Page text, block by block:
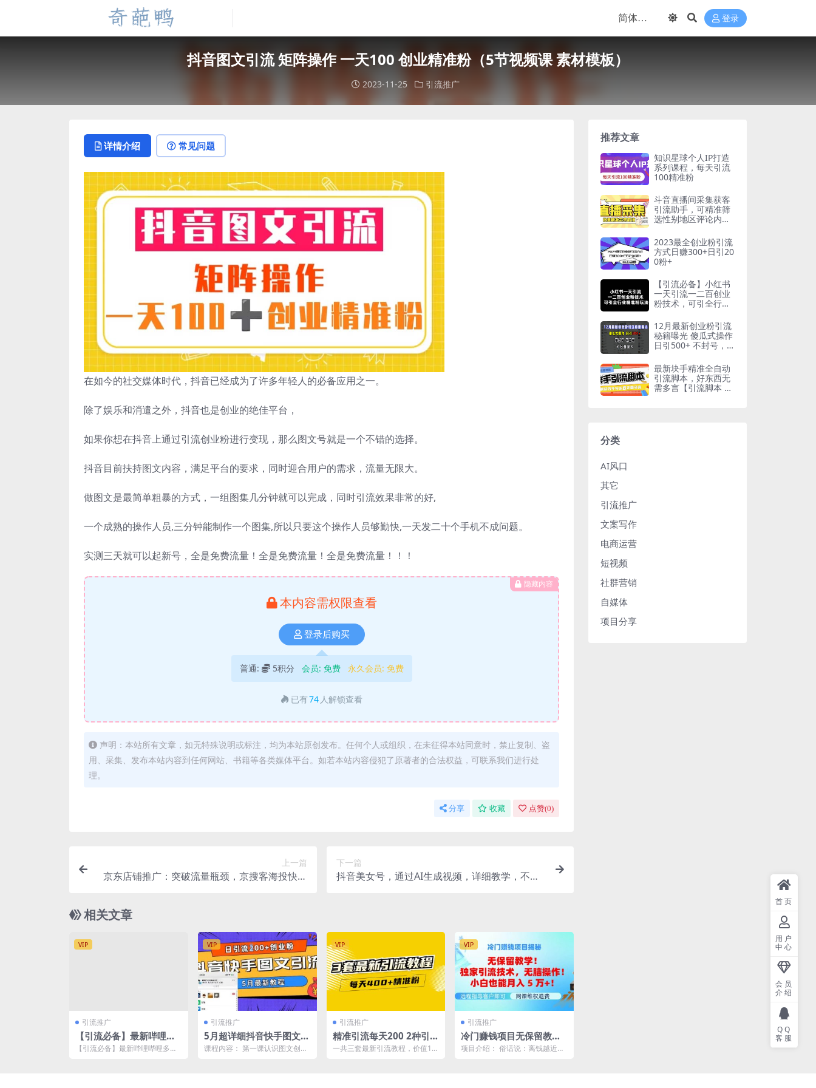
登录
抖音图文引流 矩阵操作 一天100 创业精准粉（5节视频课 素材模板）
2023-11-25 引流推广
详情介绍 常见问题
在如今的社交媒体时代，抖音已经成为了许多年轻人的必备应用之一。
除了娱乐和消遣之外，抖音也是创业的绝佳平台，
如果你想在抖音上通过引流创业粉进行变现，那么图文号就是一个不错的选择。
抖音目前扶持图文内容，满足平台的要求，同时迎合用户的需求，流量无限大。
做图文是最简单粗暴的方式，一组图集几分钟就可以完成，同时引流效果非常的好,
一个成熟的操作人员,三分钟能制作一个图集,所以只要这个操作人员够勤快,一天发二十个手机不成问题。
实测三天就可以起新号，全是免费流量！全是免费流量！全是免费流量！！！
隐藏内容
本内容需权限查看
登录后购买
普通: 5积分 会员: 免费 永久会员: 免费
已有74 人解锁查看
声明：本站所有文章，如无特殊说明或标注，均为本站原创发布。任何个人或组织，在未征得本站同意时，禁止复制、盗
用、采集、发布本站内容到任何网站、书籍等各类媒体平台。如若本站内容侵犯了原著者的合法权益，可联系我们进行处
理。
分享 收藏 点赞(0)
上一篇
京东店铺推广：突破流量瓶颈，京搜客海投快车
下一篇
抖音美女号，通过AI生成视频，详细教学，不需
相关文章
VIP
引流推广
【引流必备】最新哔哩哔
哩多功能引流脚本，解放
【引流必备】最新哔哩哔哩多功
VIP
引流推广
5月超详细抖音快手图文引
流，日引流200+创业粉
课程内容： 第一课认识图文创业
VIP
引流推广
精准引流每天200 2种引流
每天100 喜马拉雅引流每
一共三套最新引流教程，价值1W
VIP
引流推广
冷门赚钱项目无保留教
学！独家引流技术，无脑
项目介绍： 俗话说：离钱越近越
推荐文章
知识星球个人IP打造
系列课程，每天引流
100精准粉
斗音直播间采集获客
引流助手，可精准筛
选性别地区评论内容
程】
2023最全创业粉引流
方式日赚300+日引20
0粉+
【引流必备】小红书
一天引流一二百创业
粉技术，可引全行业
12月最新创业粉引流
秘籍曝光 傻瓜式操作
日引500+ 不封号，
作！
最新块手精准全自动
引流脚本，好东西无
需多言【引流脚本 使
分类
AI风口
其它
引流推广
文案写作
电商运营
短视频
社群营销
自媒体
项目分享
首页
用户
中心
会员
介绍
QQ
客服